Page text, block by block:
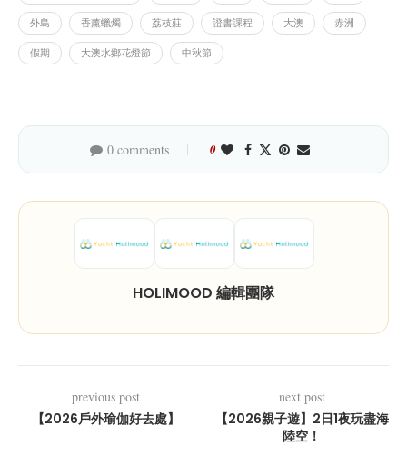
外島 香薰蠟燭 荔枝莊 證書課程 大澳 赤洲
假期 ⼤澳⽔鄉花燈節 中秋節
0 comments 0
HOLIMOOD 編輯團隊
previous post
【2026戶外瑜伽好去處】
next post
【2026親子遊】2日1夜玩盡海
陸空！